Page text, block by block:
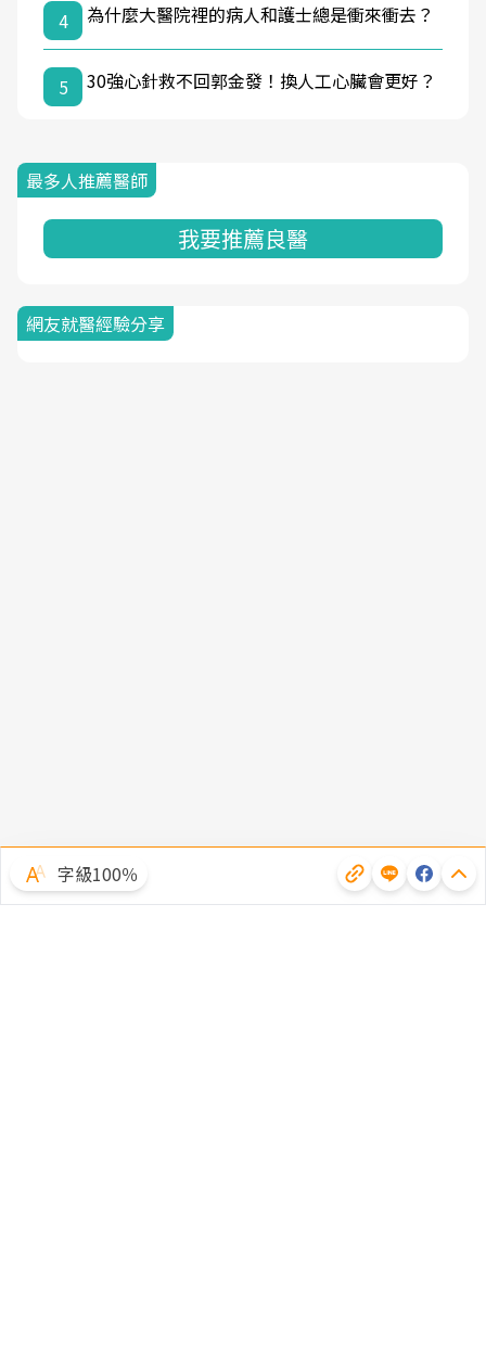
4
為什麼大醫院裡的病人和護士總是衝來衝去？
5 30強心針救不回郭金發！換人工心臟會更好？
最多人推薦醫師
我要推薦良醫
網友就醫經驗分享
字級100％